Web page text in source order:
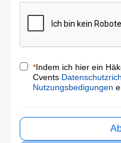
*Indem ich hier ein
Cvents
Nutzungsbedigungen